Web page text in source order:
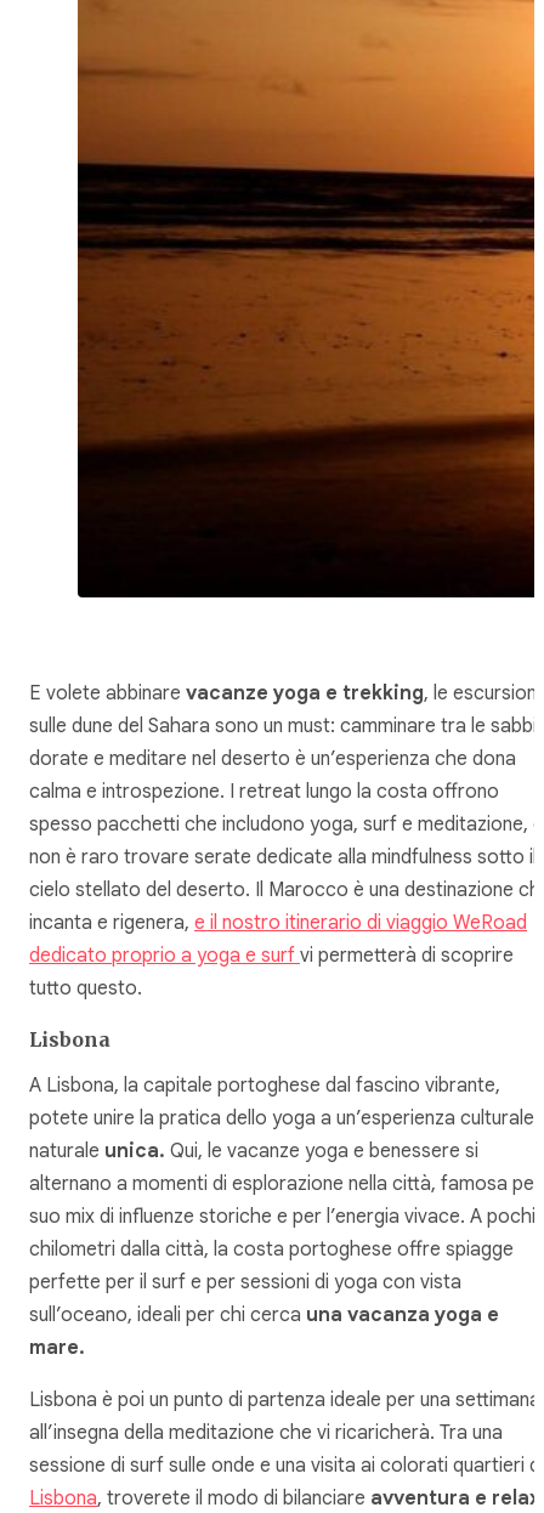
E volete abbinare vacanze yoga e trekking, le escursioni
sulle dune del Sahara sono un must: camminare tra le
dorate e meditare nel deserto è un’esperienza che dona
calma e introspezione. I retreat lungo la costa offrono
spesso pacchetti che includono yoga, surf e meditazione, e
non è raro trovare serate dedicate alla mindfulness sotto il
cielo stellato del deserto. Il Marocco è una destinazione
incanta e rigenera, e il nostro itinerario di viaggio WeRoad
dedicato proprio a yoga e surf vi permetterà di scoprire
tutto questo.
Lisbona
A Lisbona, la capitale portoghese dal fascino vibrante,
potete unire la pratica dello yoga a un’esperienza culturale
naturale unica. Qui, le vacanze yoga e benessere si
alternano a momenti di esplorazione nella città, famosa per
suo mix di influenze storiche e per l’energia vivace. A pochi
chilometri dalla città, la costa portoghese offre spiagge
perfette per il surf e per sessioni di yoga con vista
sull’oceano, ideali per chi cerca una vacanza yoga e
mare.
Lisbona è poi un punto di partenza ideale per una settimana
all’insegna della meditazione che vi ricaricherà. Tra una
sessione di surf sulle onde e una visita ai colorati quartieri di
Lisbona, troverete il modo di bilanciare avventura e